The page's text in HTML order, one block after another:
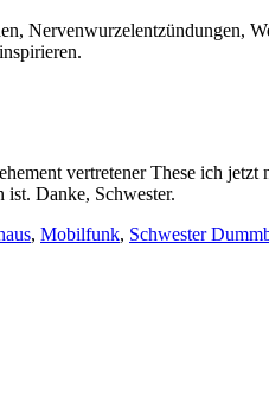
Nervenwurzelentzündungen,
vertretener These ich
ist. Danke, Schwester.
, Mobilfunk, Schwester